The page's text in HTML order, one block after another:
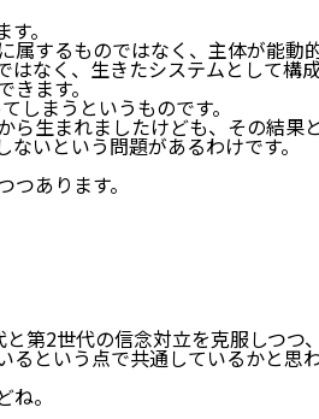
。
属するものではなく、主体が能動
はなく、生きたシステムとして構
ます。
しまうというものです。
ら生まれましたけども、その結果と
いという問題があるわけです。
あります。
第2世代の信念対立を克服しつつ、
るという点で共通しているかと思
。